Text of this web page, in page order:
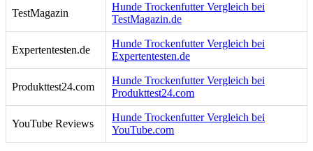
TestMagazin
Hunde Trockenfutter Vergleich bei
TestMagazin.de
Expertentesten.de
Hunde Trockenfutter Vergleich bei
Expertentesten.de
Produkttest24.com
Hunde Trockenfutter Vergleich bei
Produkttest24.com
YouTube Reviews
Hunde Trockenfutter Vergleich bei
YouTube.com